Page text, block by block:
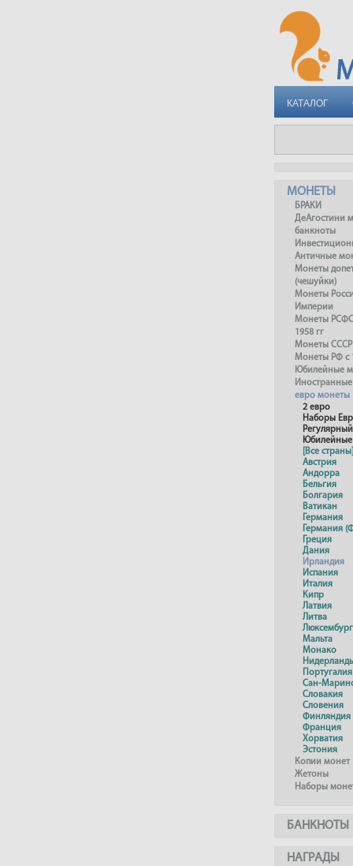
КАТАЛОГ
МОНЕТЫ
БРАКИ
ДеАгостини
банкноты
Античные
Монеты
(чешуйки)
Монеты
Империи
Монеты
1958 гг
Монеты СССР
Монеты РФ с
Юбилейные
евро монеты
2 евро
Наборы
Юбилейные
[Все страны]
Австрия
Андорра
Бельгия
Болгария
Ватикан
Германия
Германия
Греция
Дания
Ирландия
Испания
Италия
Кипр
Латвия
Литва
Люксембург
Мальта
Монако
Португалия
Сан-
Словакия
Словения
Финляндия
Франция
Хорватия
Эстония
Копии монет
Жетоны
Наборы
БАНКНОТЫ
НАГРАДЫ